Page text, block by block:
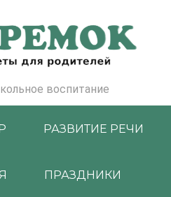
воспитание
РАЗВИТИЕ РЕЧИ
ПРАЗДНИКИ